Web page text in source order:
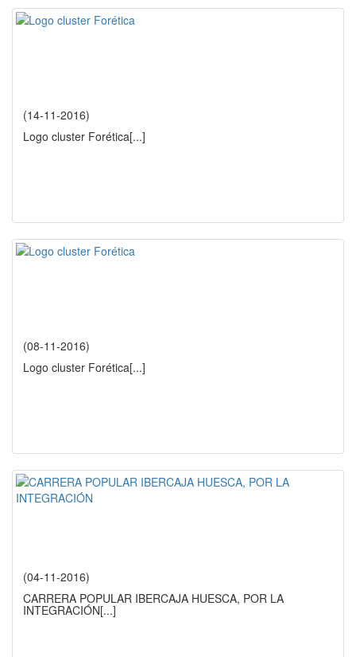
(14-11-2016)
Logo cluster Forética[...]
(08-11-2016)
Logo cluster Forética[...]
(04-11-2016)
CARRERA POPULAR IBERCAJA HUESCA, POR LA
INTEGRACIÓN[...]